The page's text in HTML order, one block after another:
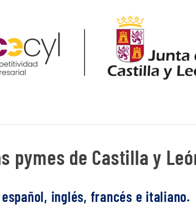
pymes de Castilla y
inglés, francés e italiano.